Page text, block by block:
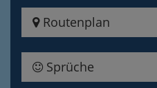
Routenplan
Sprüche